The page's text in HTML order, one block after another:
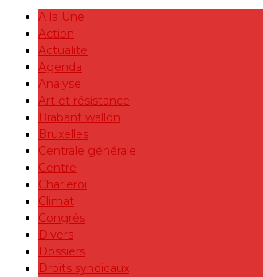
A la Une
Action
Actualité
Agenda
Analyse
Art et résistance
Brabant wallon
Bruxelles
Centrale générale
Centre
Charleroi
Climat
Congrès
Divers
Dossiers
Droits syndicaux